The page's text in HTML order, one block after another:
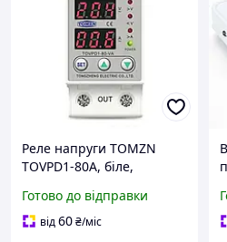
Реле напруги TOMZN
TOVPD1-80A, біле,
перенапруги / Пристрій
захисту мережі /
Готово до відправки
від60₴/міс